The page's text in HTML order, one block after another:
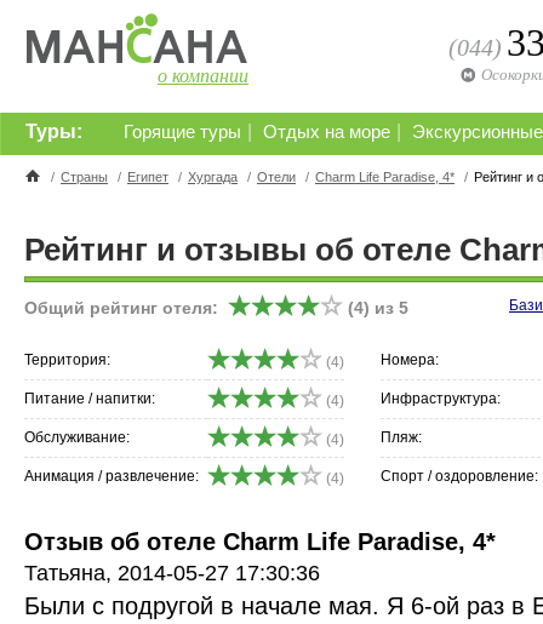
о компании
(044)
Горящие туры Отдых на море
Туры:
/ Страны / Египет / Хургада / Отели / Charm Life Paradise, 4* / Рейтинг и
Рейтинг и отзывы об отеле
Общий рейтинг отеля: (4) из 5
Территория: (4) Номера:
Питание / напитки: (4) Инфраструктура:
Обслуживание: (4) Пляж:
Анимация / развлечение: (4) Спорт / оздоровление:
Отзыв об отеле Charm Life Paradise, 4*
Татьяна, 2014-05-27 17:30:36
Были с подругой в начале мая. Я 6-ой раз в